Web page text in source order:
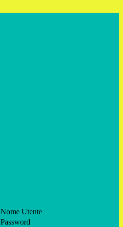
Nome Utente
Password